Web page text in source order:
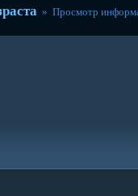
» Просмотр